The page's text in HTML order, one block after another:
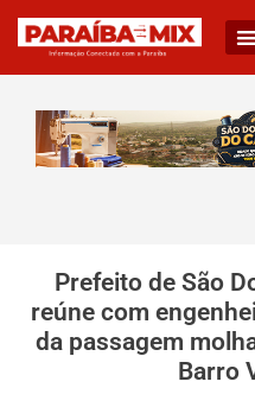
Prefeito de São
reúne com
da passagem
Barro